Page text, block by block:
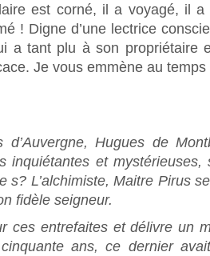
est corné, il a voyagé, il
! Digne d’une lectrice
a tant plu à son propriétaire
Je vous emmène au
d’Auvergne, Hugues de
inquiétantes et mystérieuses,
s? L’alchimiste, Maitre Pirus
fidèle seigneur.
ces entrefaites et délivre un
ans, ce dernier